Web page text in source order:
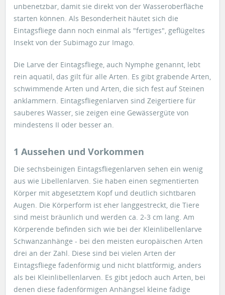
unbenetzbar, damit sie direkt von der Wasseroberfläche
starten können. Als Besonderheit häutet sich die
Eintagsfliege dann noch einmal als "fertiges", geflügeltes
Insekt von der Subimago zur Imago.
Die Larve der Eintagsfliege, auch Nymphe genannt, lebt
rein aquatil, das gilt für alle Arten. Es gibt grabende Arten,
schwimmende Arten und Arten, die sich fest auf Steinen
anklammern. Eintagsfliegenlarven sind Zeigertiere für
sauberes Wasser, sie zeigen eine Gewässergüte von
mindestens II oder besser an.
1 Aussehen und Vorkommen
Die sechsbeinigen Eintagsfliegenlarven sehen ein wenig
aus wie Libellenlarven. Sie haben einen segmentierten
Körper mit abgesetztem Kopf und deutlich sichtbaren
Augen. Die Körperform ist eher langgestreckt, die Tiere
sind meist bräunlich und werden ca. 2-3 cm lang. Am
Körperende befinden sich wie bei der Kleinlibellenlarve
Schwanzanhänge - bei den meisten europäischen Arten
drei an der Zahl. Diese sind bei vielen Arten der
Eintagsfliege fadenförmig und nicht blattförmig, anders
als bei Kleinlibellenlarven. Es gibt jedoch auch Arten, bei
denen diese fadenförmigen Anhängsel kleine fädige